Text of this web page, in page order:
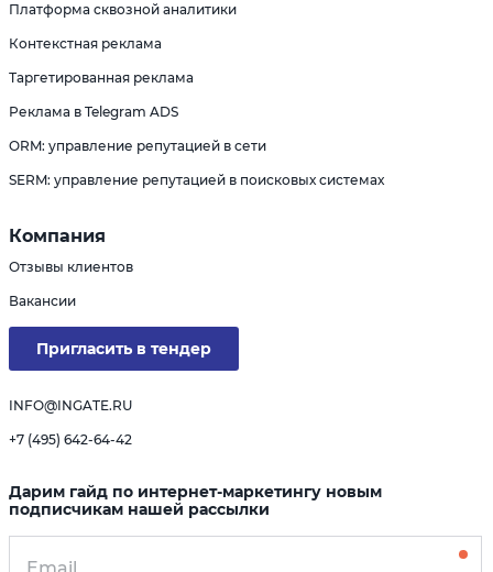
Платформа сквозной аналитики
Контекстная реклама
Таргетированная реклама
Реклама в Telegram ADS
ORM: управление репутацией в сети
SERM: управление репутацией в поисковых системах
Компания
Отзывы клиентов
Вакансии
Пригласить в тендер
INFO@INGATE.RU
+7 (495) 642-64-42
Дарим гайд по интернет-маркетингу новым
подписчикам нашей рассылки